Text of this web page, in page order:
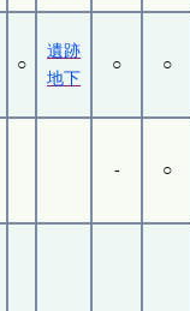
○
遺跡
地下
○ ○
- ○